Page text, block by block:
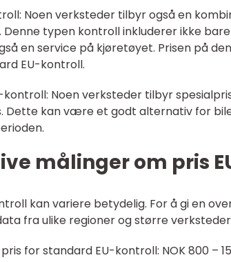
Noen verksteder tilbyr også en
Denne typen kontroll inkluderer ikke
en service på kjøretøyet. Prisen på
EU-kontroll.
kontroll: Noen verksteder tilbyr
Dette kan være et godt alternativ for
målinger om pris
kan variere betydelig. For å gi en
fra ulike regioner og større
for standard EU-kontroll: NOK 800 –